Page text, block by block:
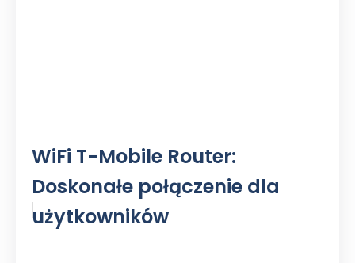
WiFi T-Mobile Router:
Doskonałe połączenie dla
użytkowników